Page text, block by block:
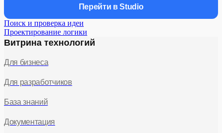
Рекомендуемые
инструменты
разработки
• Graph
• Code
• SmartApp API
Способы
взаимодействия
Перейти в Studio
Поиск и проверка идеи
Проектирование логики
Витрина технологий
Для бизнеса
Для разработчиков
База знаний
Документация